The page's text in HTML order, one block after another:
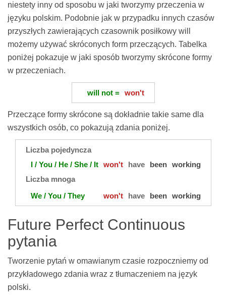
niestety inny od sposobu w jaki tworzymy przeczenia w
języku polskim. Podobnie jak w przypadku innych czasów
przyszłych zawierających czasownik posiłkowy will
możemy używać skróconych form przeczących. Tabelka
poniżej pokazuje w jaki sposób tworzymy skrócone formy
w przeczeniach.
will not = won't
Przeczące formy skrócone są dokładnie takie same dla
wszystkich osób, co pokazują zdania poniżej.
Liczba pojedyncza
I / You / He / She / It
won't have been
working
Liczba mnoga
We / You / They
won't have been working
Future Perfect Continuous
pytania
Tworzenie pytań w omawianym czasie rozpoczniemy od
przykładowego zdania wraz z tłumaczeniem na język
polski.